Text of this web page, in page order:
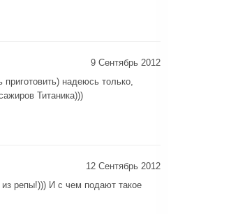
9 Сентябрь 2012
надеюсь только,
Титаника)))
12 Сентябрь 2012
из репы!))) И с чем подают такое